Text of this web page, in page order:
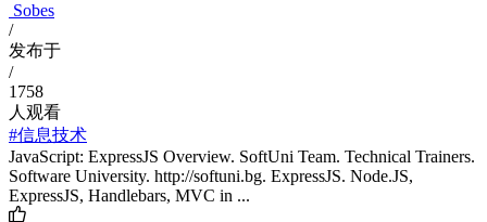
Sobes
/
发布于
/
1758
人观看
#信息技术
JavaScript: ExpressJS Overview. SoftUni Team. Technical Trainers.
Software University. http://softuni.bg. ExpressJS. Node.JS,
ExpressJS, Handlebars, MVC in ...